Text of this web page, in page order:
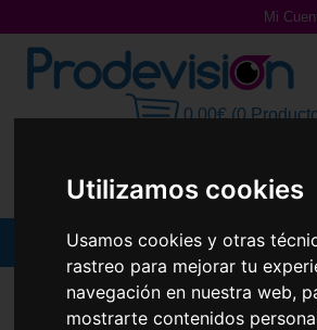
Utilizamos cookies
Usamos cookies y otras
rastreo para mejorar tu
navegación en nuestra web,
mostrarte contenidos
Mi
0,00€ (0
Gafas de Sol
GAFAS DE SOL FERRARI ESCUDERÍA